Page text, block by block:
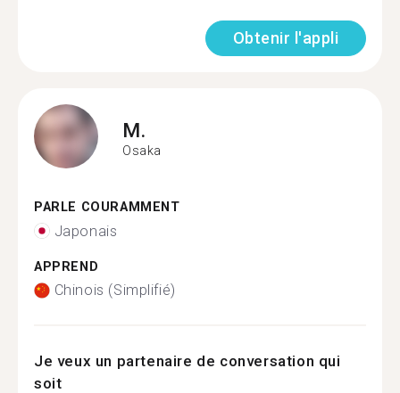
Obtenir l'appli
M.
Osaka
PARLE COURAMMENT
Japonais
APPREND
Chinois (Simplifié)
Je veux un partenaire de conversation qui
soit